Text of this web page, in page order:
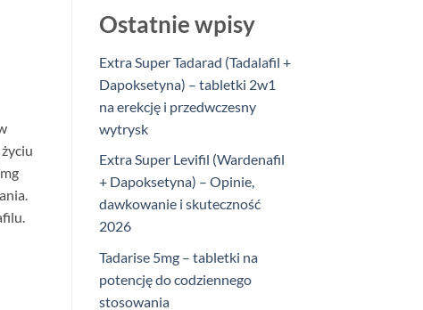
Ostatnie wpisy
Extra Super Tadarad (Tadalafil +
Dapoksetyna) – tabletki 2w1
na erekcję i przedwczesny
wytrysk
Extra Super Levifil (Wardenafil
+ Dapoksetyna) – Opinie,
dawkowanie i skuteczność
2026
Tadarise 5mg – tabletki na
potencję do codziennego
stosowania